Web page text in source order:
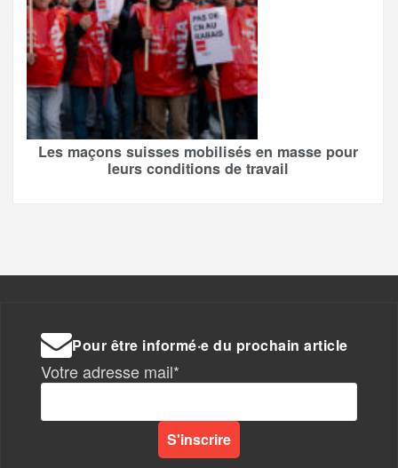
Les maçons suisses mobilisés en masse pour
leurs conditions de travail
Pour être informé·e du prochain article
Votre adresse mail*